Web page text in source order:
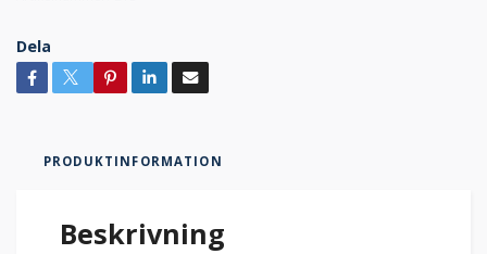
Dela
PRODUKTINFORMATION
Beskrivning